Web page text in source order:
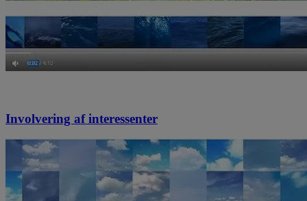
Involvering af interessenter